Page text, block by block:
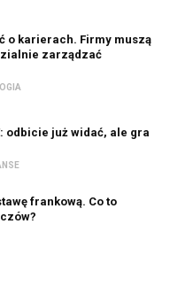
o karierach. Firmy muszą
zarządzać
odbicie już widać, ale gra
frankową. Co to